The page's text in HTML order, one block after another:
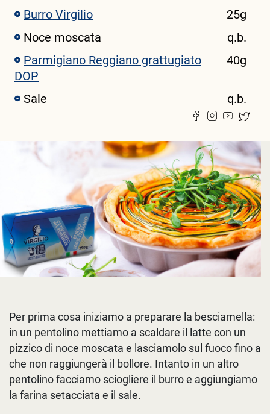
Burro Virgilio
25g
Noce moscata
q.b.
Parmigiano Reggiano grattugiato
DOP
40g
Sale q.b.
Per prima cosa iniziamo a preparare la besciamella:
in un pentolino mettiamo a scaldare il latte con un
pizzico di noce moscata e lasciamolo sul fuoco fino a
che non raggiungerà il bollore. Intanto in un altro
pentolino facciamo sciogliere il burro e aggiungiamo
la farina setacciata e il sale.